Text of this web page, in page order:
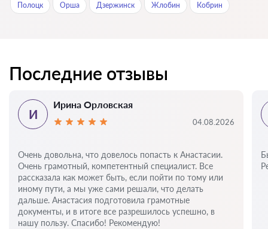
Полоцк Орша Дзержинск Жлобин Кобрин
Последние отзывы
И
Ирина Орловская
04.08.2026
Очень довольна, что довелось попасть к Анастасии.
Очень грамотный, компетентный специалист. Все
рассказала как может быть, если пойти по тому или
иному пути, а мы уже сами решали, что делать
дальше. Анастасия подготовила грамотные
документы, и в итоге все разрешилось успешно, в
нашу пользу. Спасибо! Рекомендую!